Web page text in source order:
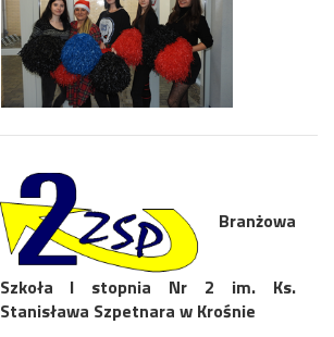
Branżowa
Szkoła I stopnia Nr 2 im. Ks.
Stanisława Szpetnara w Krośnie